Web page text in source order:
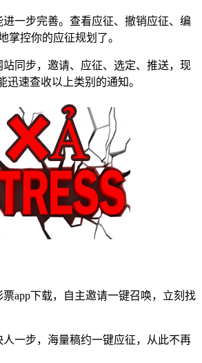
步完善。查看应征、撤销应征、编
掌控你的应征规划了。
同步，邀请、应征、选定、推送，现
迅速查收以上类别的通知。
下载，自主邀请一键召唤，立刻找
一步，海量稿约一键应征，从此不再